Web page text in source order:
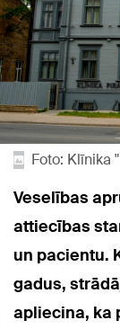
Foto: Klīnika
Veselības
attiecības
un pacientu.
gadus,
apliecina, ka